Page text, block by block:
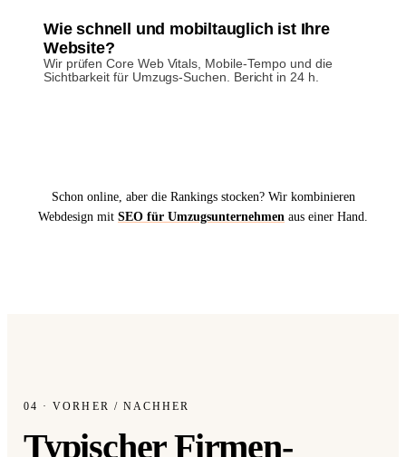
Wie schnell und mobiltauglich ist Ihre
Website?
Wir prüfen Core Web Vitals, Mobile-Tempo und die
Sichtbarkeit für Umzugs-Suchen. Bericht in 24 h.
Schon online, aber die Rankings stocken? Wir kombinieren
Webdesign mit SEO für Umzugsunternehmen aus einer Hand.
04 · VORHER / NACHHER
Typischer Firmen-
Bestehende Website